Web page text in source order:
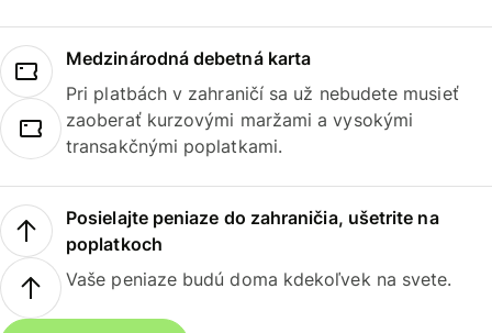
Medzinárodná debetná karta
Pri platbách v zahraničí sa už nebudete musieť
zaoberať kurzovými maržami a vysokými
transakčnými poplatkami.
Posielajte peniaze do zahraničia, ušetrite na
poplatkoch
Vaše peniaze budú doma kdekoľvek na svete.